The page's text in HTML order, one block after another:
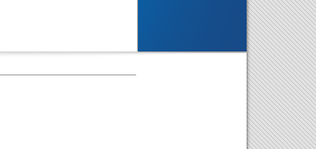
Научно-практическая
конференция
МОРСКИХ ПОДВОДНЫХ
ТРУБОПРОВОДОВ И